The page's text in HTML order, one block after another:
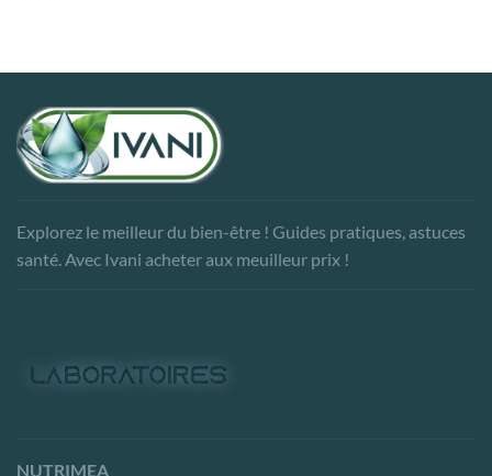
Explorez le meilleur du bien-être ! Guides pratiques, astuces
santé. Avec Ivani acheter aux meuilleur prix !
NUTRIMEA